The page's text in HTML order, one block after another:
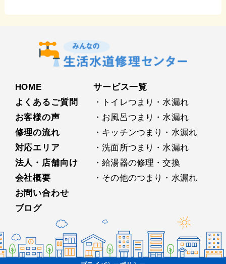
HOME
よくあるご質問
お客様の声
修理の流れ
対応エリア
法人・店舗向け
会社概要
お問い合わせ
ブログ
サービス⼀覧
・トイレつまり・水漏れ
・お⾵呂つまり・水漏れ
・キッチンつまり・水漏れ
・洗⾯所つまり・水漏れ
・給湯器の修理・交換
・その他のつまり・水漏れ